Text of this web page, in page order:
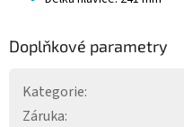
Doplňkové parametry
Kategorie:
Záruka: